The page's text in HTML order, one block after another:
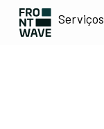
Serviços